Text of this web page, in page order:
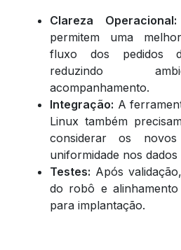
Clareza Operacional:
permitem uma
fluxo dos pedidos
reduzindo
acompanhamento.
Integração: A
Linux também
considerar os novos
uniformidade nos
Testes: Após
do robô e
para implantação.